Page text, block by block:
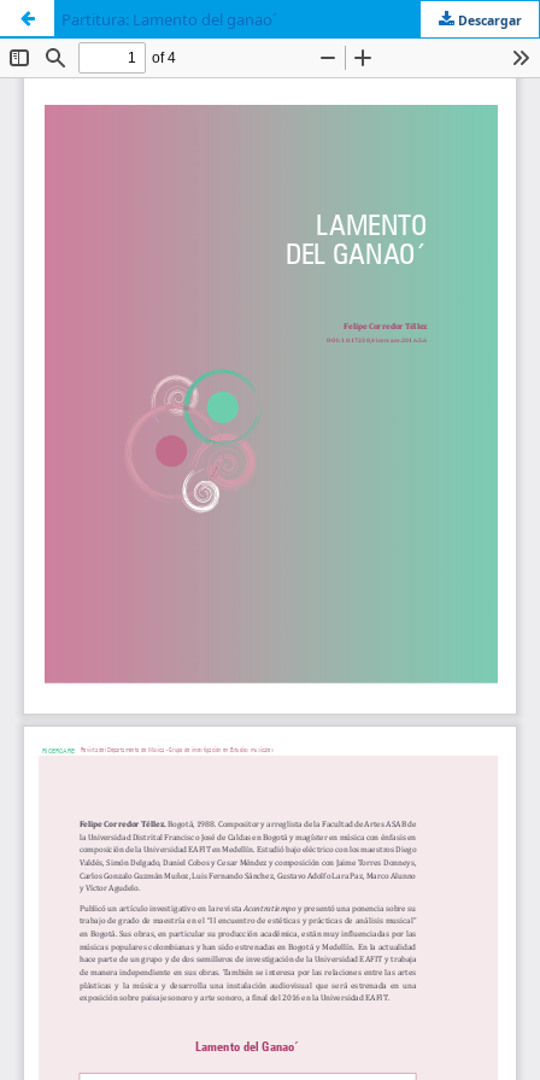
Partitura: Lamento del ganao´ Descargar